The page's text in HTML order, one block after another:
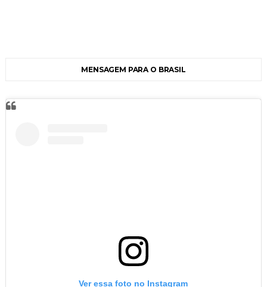
MENSAGEM PARA O BRASIL
Ver essa foto no Instagram